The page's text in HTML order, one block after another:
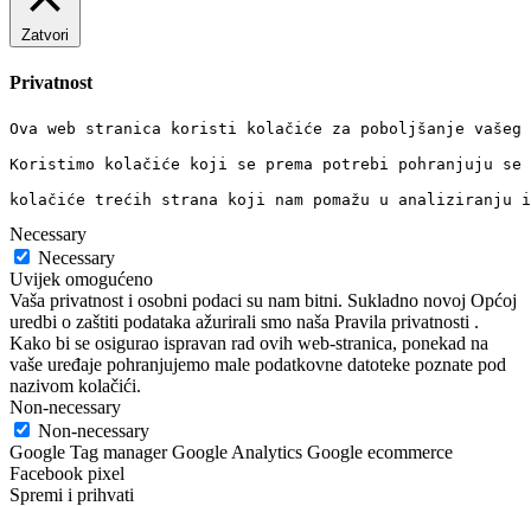
Zatvori
Privatnost
Ova web stranica koristi kolačiće za poboljšanje
Koristimo kolačiće koji se prema potrebi pohranjuju
kolačiće trećih strana koji nam pomažu u
Necessary
Necessary
Uvijek omogućeno
Vaša privatnost i osobni podaci su nam bitni. Sukladno novoj Općoj
uredbi o zaštiti podataka ažurirali smo naša Pravila privatnosti .
Kako bi se osigurao ispravan rad ovih web-stranica, ponekad na
vaše uređaje pohranjujemo male podatkovne datoteke poznate pod
nazivom kolačići.
Non-necessary
Non-necessary
Google Tag manager Google Analytics Google ecommerce
Facebook pixel
Spremi i prihvati